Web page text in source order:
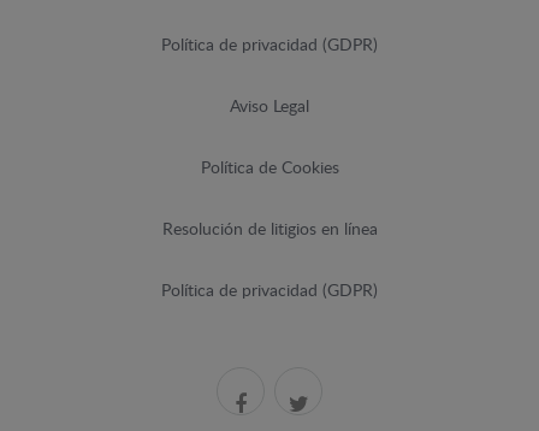
Política de privacidad (GDPR)
Aviso Legal
Política de Cookies
Resolución de litigios en línea
Política de privacidad (GDPR)